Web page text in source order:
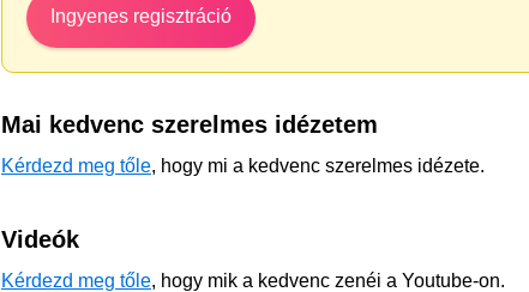
Ingyenes regisztráció
Mai kedvenc szerelmes idézetem
Kérdezd meg tőle, hogy mi a kedvenc szerelmes idézete.
Videók
Kérdezd meg tőle, hogy mik a kedvenc zenéi a Youtube-on.